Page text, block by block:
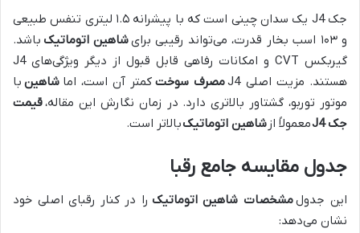
جک J4 یک سدان چینی است که با پیشرانه ۱.۵ لیتری تنفس طبیعی
و ۱۰۳ اسب بخار قدرت، می‌تواند رقیبی برای
شاهین اتوماتیک باشد.
گیربکس CVT و امکانات رفاهی قابل قبول از دیگر ویژگی‌های J4
هستند. مزیت اصلی J4
مصرف سوخت کمتر آن است، اما شاهین با
موتور توربو، گشتاور بالاتری دارد. در زمان نگارش این مقاله،قیمت
جک J4
معمولاً از شاهین اتوماتیکبالاتر است.
جدول مقایسه جامع رقبا
این جدولمشخصات شاهین اتوماتیک را در کنار رقبای اصلی خود
نشان می‌دهد: